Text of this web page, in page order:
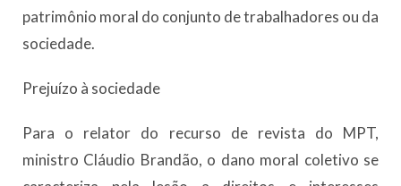
patrimônio moral do conjunto de trabalhadores ou da
sociedade.
Prejuízo à sociedade
Para o relator do recurso de revista do MPT,
ministro Cláudio Brandão, o dano moral coletivo se